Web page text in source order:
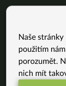
Naše
použitím
porozumět.
nich mít